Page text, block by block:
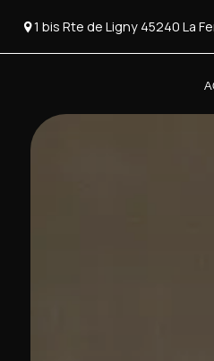
1 bis Rte de Ligny 45240 La